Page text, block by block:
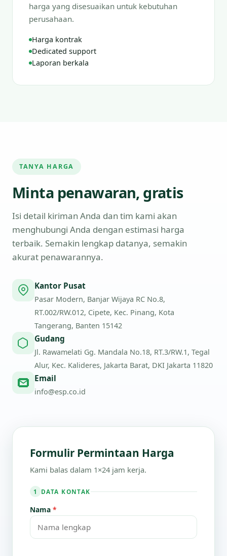
harga yang disesuaikan untuk kebutuhan
perusahaan.
Harga kontrak
Dedicated support
Laporan berkala
TANYA HARGA
Minta penawaran, gratis
Isi detail kiriman Anda dan tim kami akan
menghubungi Anda dengan estimasi harga
terbaik. Semakin lengkap datanya, semakin
akurat penawarannya.
Kantor Pusat
Pasar Modern, Banjar Wijaya RC No.8,
RT.002/RW.012, Cipete, Kec. Pinang, Kota
Tangerang, Banten 15142
Gudang
Jl. Rawamelati Gg. Mandala No.18, RT.3/RW.1, Tegal
Alur, Kec. Kalideres, Jakarta Barat, DKI Jakarta 11820
Email
info@esp.co.id
Formulir Permintaan Harga
Kami balas dalam 1×24 jam kerja.
1 DATA KONTAK
Nama *